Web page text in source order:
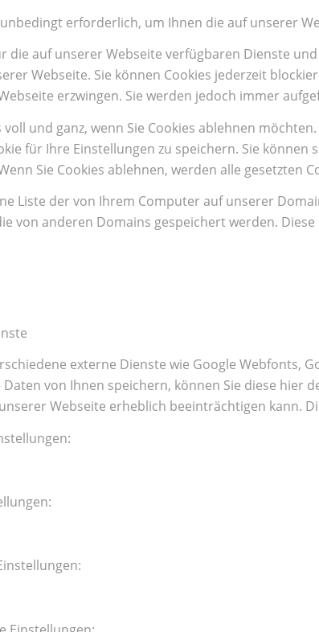
erforderlich, um Ihnen die auf unserer
die auf unserer Webseite verfügbaren Dienste
Webseite. Sie können Cookies jederzeit
erzwingen. Sie werden jedoch immer
und ganz, wenn Sie Cookies ablehnen
für Ihre Einstellungen zu speichern. Sie
Sie Cookies ablehnen, werden alle gesetzten
Liste der von Ihrem Computer auf unserer
von anderen Domains gespeichert werden.
externe Dienste wie Google Webfonts,
von Ihnen speichern, können Sie diese hier
Webseite erheblich beeinträchtigen kann.